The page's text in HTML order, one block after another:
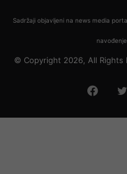
Sadržaji objavljeni na news media
© Copyright 2026, All Rights